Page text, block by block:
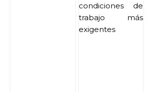
condiciones de
trabajo más
exigentes